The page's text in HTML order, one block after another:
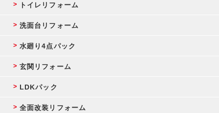
トイレリフォーム
洗面台リフォーム
水廻り4点パック
玄関リフォーム
LDKパック
全面改装リフォーム